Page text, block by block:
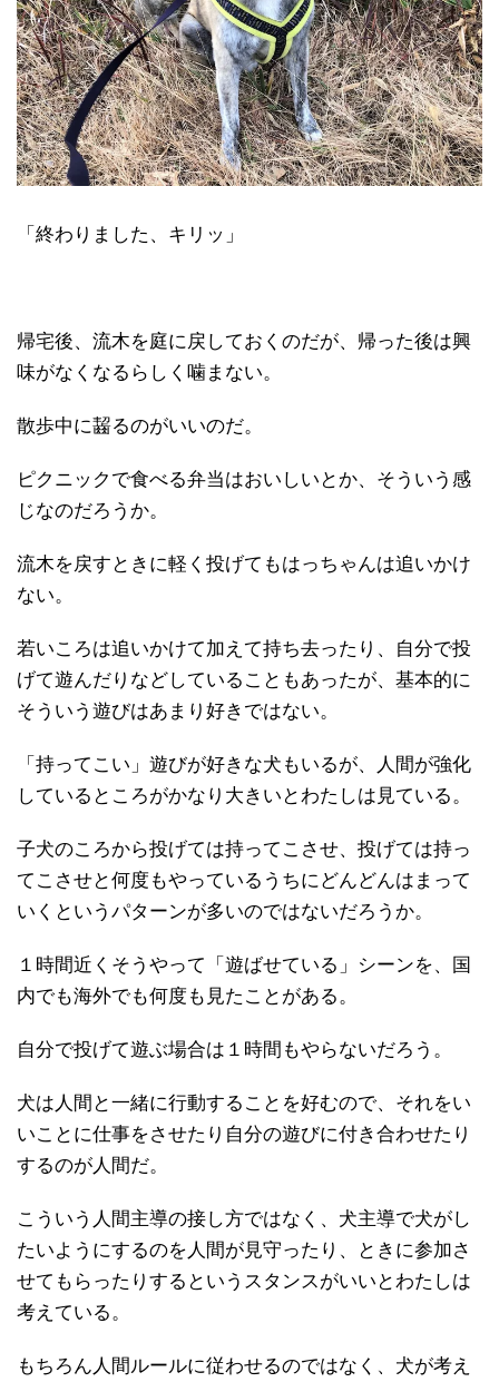
「終わりました、キリッ」
帰宅後、流木を庭に戻しておくのだが、帰った後は興
味がなくなるらしく噛まない。
散歩中に齧るのがいいのだ。
ピクニックで食べる弁当はおいしいとか、そういう感
じなのだろうか。
流木を戻すときに軽く投げてもはっちゃんは追いかけ
ない。
若いころは追いかけて加えて持ち去ったり、自分で投
げて遊んだりなどしていることもあったが、基本的に
そういう遊びはあまり好きではない。
「持ってこい」遊びが好きな犬もいるが、人間が強化
しているところがかなり大きいとわたしは見ている。
子犬のころから投げては持ってこさせ、投げては持っ
てこさせと何度もやっているうちにどんどんはまって
いくというパターンが多いのではないだろうか。
１時間近くそうやって「遊ばせている」シーンを、国
内でも海外でも何度も見たことがある。
自分で投げて遊ぶ場合は１時間もやらないだろう。
犬は人間と一緒に行動することを好むので、それをい
いことに仕事をさせたり自分の遊びに付き合わせたり
するのが人間だ。
こういう人間主導の接し方ではなく、犬主導で犬がし
たいようにするのを人間が見守ったり、ときに参加さ
せてもらったりするというスタンスがいいとわたしは
考えている。
もちろん人間ルールに従わせるのではなく、犬が考え